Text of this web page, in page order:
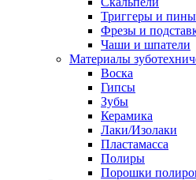
Триггеры и пины
Фрезы и
Чаши и шпатели
Материалы
Воска
Гипсы
Зубы
Керамика
Лаки/Изолаки
Пластамасса
Полиры
Порошки